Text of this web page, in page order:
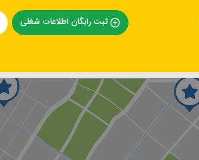
ثبت رایگان اطلاعات شغلی